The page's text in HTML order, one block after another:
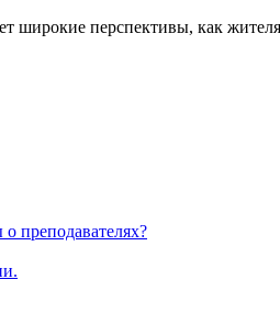
широкие перспективы, как
преподавателях?